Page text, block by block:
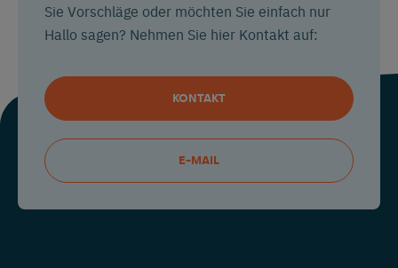
Sie Vorschläge oder möchten Sie einfach nur
Hallo sagen? Nehmen Sie hier Kontakt auf:
KONTAKT
E-MAIL